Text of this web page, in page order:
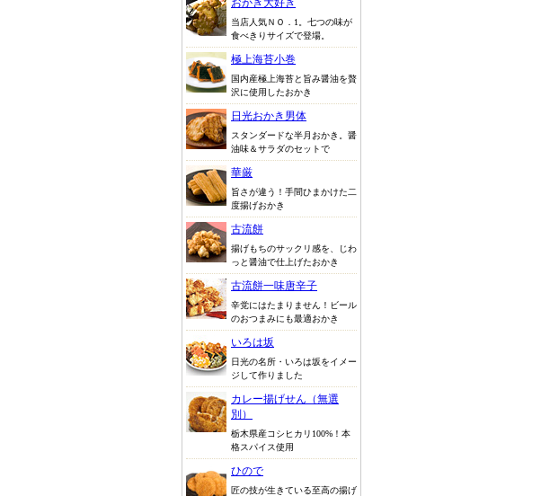
おかき大好き
当店人気ＮＯ．1。七つの味が
食べきりサイズで登場。
極上海苔小巻
国内産極上海苔と旨み醤油を贅
沢に使用したおかき
日光おかき男体
スタンダードな半月おかき。醤
油味＆サラダのセットで
華厳
旨さが違う！手間ひまかけた二
度揚げおかき
古流餅
揚げもちのサックリ感を、じわ
っと醤油で仕上げたおかき
古流餅一味唐辛子
辛党にはたまりません！ビール
のおつまみにも最適おかき
いろは坂
日光の名所・いろは坂をイメー
ジして作りました
カレー揚げせん（無選
別）
栃木県産コシヒカリ100%！本
格スパイス使用
ひので
匠の技が生きている至高の揚げ